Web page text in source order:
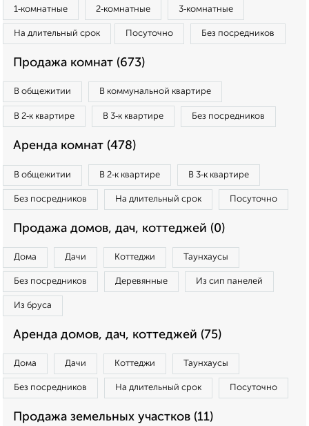
1‑комнатные 2‑комнатные 3‑комнатные
На длительный срок Посуточно Без посредников
Продажа комнат (673)
В общежитии В коммунальной квартире
В 2‑к квартире В 3‑к квартире Без посредников
Аренда комнат (478)
В общежитии В 2‑к квартире В 3‑к квартире
Без посредников На длительный срок Посуточно
Продажа домов, дач, коттеджей (0)
Дома Дачи Коттеджи Таунхаусы
Без посредников Деревянные Из сип панелей
Из бруса
Аренда домов, дач, коттеджей (75)
Дома Дачи Коттеджи Таунхаусы
Без посредников На длительный срок Посуточно
Продажа земельных участков (11)